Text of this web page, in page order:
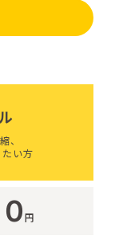
、
い方
0円